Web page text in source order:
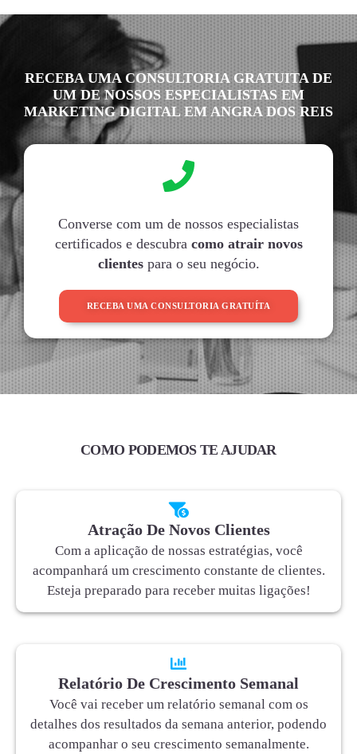
RECEBA UMA CONSULTORIA GRATUITA DE
UM DE NOSSOS ESPECIALISTAS EM
MARKETING DIGITAL EM ANGRA DOS REIS
Converse com um de nossos especialistas
certificados e descubra como atrair novos
clientespara o seu negócio.
RECEBA UMA CONSULTORIA GRATUÍTA
COMO PODEMOS TE AJUDAR
Atração De Novos Clientes
Com a aplicação de nossas estratégias, você
acompanhará um crescimento constante de clientes.
Esteja preparado para receber muitas ligações!
Relatório De Crescimento Semanal
Você vai receber um relatório semanal com os
detalhes dos resultados da semana anterior, podendo
acompanhar o seu crescimento semanalmente.